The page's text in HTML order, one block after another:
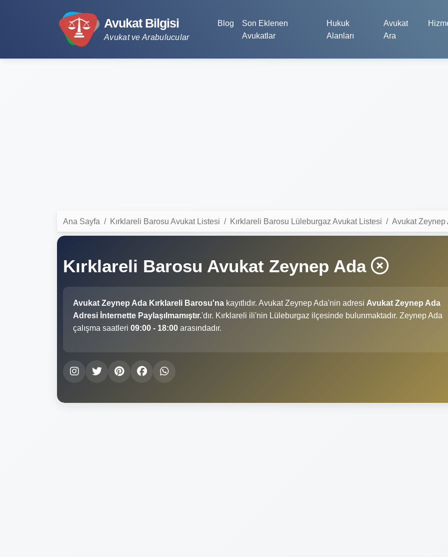
Avukat Bilgisi
Avukat ve Arabulucular
Blog
Son Eklenen
Avukatlar
Hukuk
Alanları
Avukat
Ara
Ana Sayfa Kırklareli Barosu Avukat Listesi Kırklareli Barosu Lüleburgaz Avukat Listesi Avukat Zeynep
Kırklareli Barosu Avukat Zeynep Ada
Avukat Zeynep Ada Kırklareli Barosu'na kayıtlıdır. Avukat Zeynep Ada'nin adresi Avukat Zeynep Ada
Adresi İnternette Paylaşılmamıştır.'dır. Kırklareli ili'nin Lüleburgaz ilçesinde bulunmaktadır. Zeynep Ada
çalışma saatleri 09:00 - 18:00 arasındadır.